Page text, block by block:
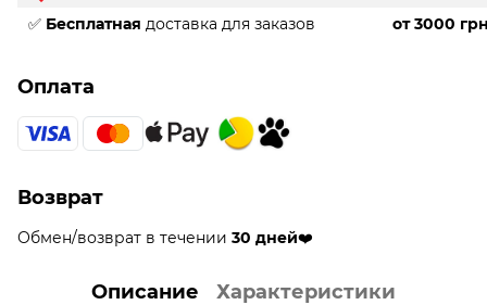
✅ Бесплатная доставка для заказов от 3000
Оплата
Возврат
Обмен/возврат в течении 30 дней❤️
Описание Характеристики